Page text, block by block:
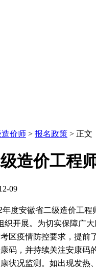
造价师 > 报名政策 > 正文
造价工程
09
度安徽省二级造价工
织开展。为切实保障广
区疫情防控要求，提前
码，并持续关注安康码
状况监测。如出现发热